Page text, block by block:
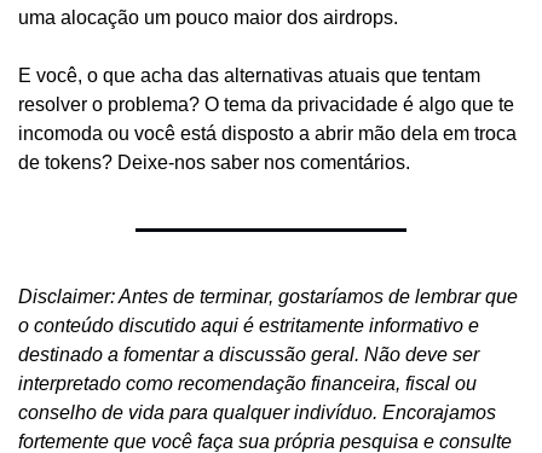
uma alocação um pouco maior dos airdrops.
E você, o que acha das alternativas atuais que tentam
resolver o problema? O tema da privacidade é algo que te
incomoda ou você está disposto a abrir mão dela em troca
de tokens? Deixe-nos saber nos comentários.
Disclaimer: Antes de terminar, gostaríamos de lembrar que
o conteúdo discutido aqui é estritamente informativo e
destinado a fomentar a discussão geral. Não deve ser
interpretado como recomendação financeira, fiscal ou
conselho de vida para qualquer indivíduo. Encorajamos
fortemente que você faça sua própria pesquisa e consulte